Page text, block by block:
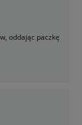
oddając paczkę